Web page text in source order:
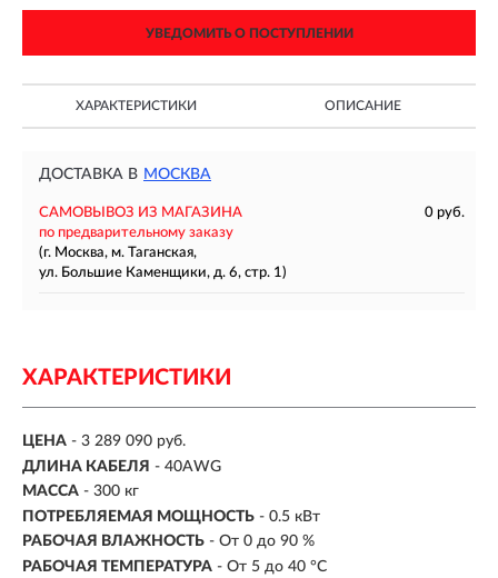
УВЕДОМИТЬ О ПОСТУПЛЕНИИ
ХАРАКТЕРИСТИКИ ОПИСАНИЕ
ДОСТАВКА В МОСКВА
САМОВЫВОЗ ИЗ МАГАЗИНА
0 руб.
по предварительному заказу
(г. Москва, м. Таганская,
ул. Большие Каменщики, д. 6, стр. 1)
ХАРАКТЕРИСТИКИ
ЦЕНА - 3 289 090 руб.
ДЛИНА КАБЕЛЯ - 40AWG
МАССА - 300 кг
ПОТРЕБЛЯЕМАЯ МОЩНОСТЬ - 0.5 кВт
РАБОЧАЯ ВЛАЖНОСТЬ - От 0 до 90 %
РАБОЧАЯ ТЕМПЕРАТУРА - От 5 до 40 °C